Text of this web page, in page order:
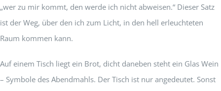
„wer zu mir kommt, den werde ich nicht abweisen.“ Dieser Satz
ist der Weg, über den ich zum Licht, in den hell erleuchteten
Raum kommen kann.
Auf einem Tisch liegt ein Brot, dicht daneben steht ein Glas Wein
– Symbole des Abendmahls. Der Tisch ist nur angedeutet. Sonst